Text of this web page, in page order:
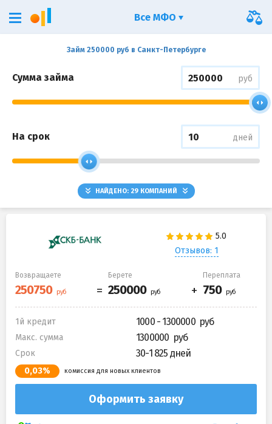
Займ 250000 руб в Санкт-Петербурге
Сумма займа руб
На срок дней
НАЙДЕНО: 29КОМПАНИЙ
Отзывов: 1
Возвращаете Берете Переплата
1й кредит 1000 - 1300000
Макс. сумма 1300000
Срок 30-1 825 дней
0,03% комиссия для новых клиентов
Оформить заявку
Все МФО